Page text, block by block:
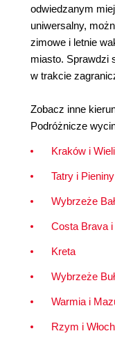
odwiedzanym
uniwersalny,
zimowe i letnie
miasto. Sprawdzi
w trakcie
Zobacz inne
Podróżnicze
Kraków i
Tatry i Pieniny
Wybrzeże
Costa Brava
Kreta
Wybrzeże
Warmia i
Rzym i